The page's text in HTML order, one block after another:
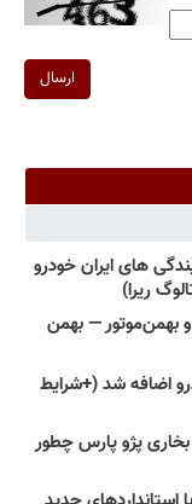
ارسال
های ایران خودرو
ریرا)
بهمن‌موتور — بهمن
اضافه شد (+شرایط
پژو پارس چطور